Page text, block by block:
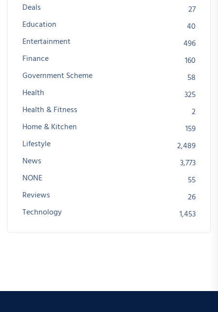
Deals
27
Education
40
Entertainment
496
Finance
160
Government Scheme
58
Health
325
Health & Fitness
2
Home & Kitchen
159
Lifestyle
2,489
News
3,773
NONE
55
Reviews
26
Technology
1,453